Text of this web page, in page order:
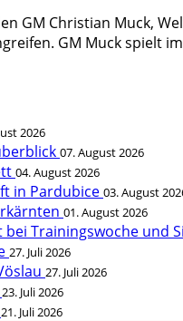
GM Christian Muck,
GM Muck spielt
2026
07. August 2026
04. August 2026
in Pardubice 03. August
01. August 2026
Trainingswoche und
27. Juli 2026
27. Juli 2026
23. Juli 2026
21. Juli 2026